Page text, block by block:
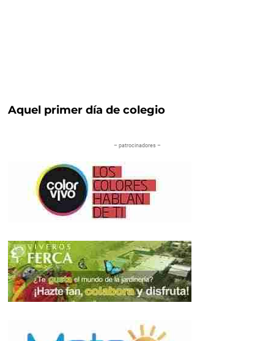
Aquel primer día de colegio
– patrocinadores –